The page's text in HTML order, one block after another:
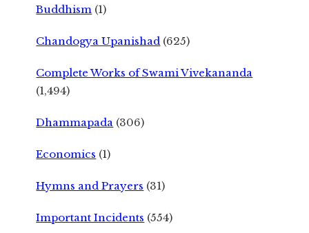
Buddhism (1)
Chandogya Upanishad (625)
Complete Works of Swami Vivekananda
(1,494)
Dhammapada (306)
Economics (1)
Hymns and Prayers (31)
Important Incidents (554)